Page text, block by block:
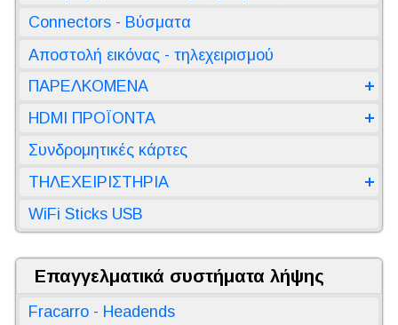
Connectors - Βύσματα
Αποστολή εικόνας - τηλεχειρισμού
ΠΑΡΕΛΚΟΜΕΝΑ
HDMI ΠΡΟΪΟΝΤΑ
Συνδρομητικές κάρτες
ΤΗΛΕΧΕΙΡΙΣΤΗΡΙΑ
WiFi Sticks USB
Επαγγελματικά συστήματα λήψης
Fracarro - Headends